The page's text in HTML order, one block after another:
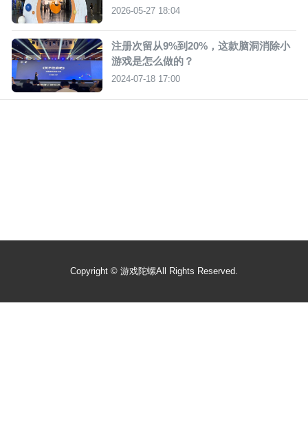
2026-05-27 18:04
注册次留从9%到20%，这款脑洞消除小
游戏是怎么做的？
2024-07-18 17:00
Copyright © 游戏陀螺All Rights Reserved.